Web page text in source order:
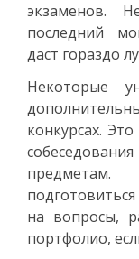
экзаменов.
последний
даст гораздо
Некоторые
конкурсах.
на вопросы,
портфолио,